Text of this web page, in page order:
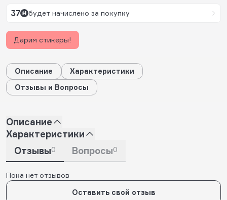
37 будет начислено за покупку
Дарим стикеры!
Описание
Характеристики
Отзывы и Вопросы
Описание
Характеристики
Отзывы0 Вопросы0
Пока нет отзывов
Оставить свой отзыв